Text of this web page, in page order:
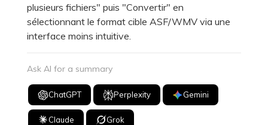
plusieurs fichiers" puis "Convertir" en
sélectionnant le format cible ASF/WMV via une
interface moins intuitive.
Ask AI for a summary
ChatGPT Perplexity Gemini
Claude Grok